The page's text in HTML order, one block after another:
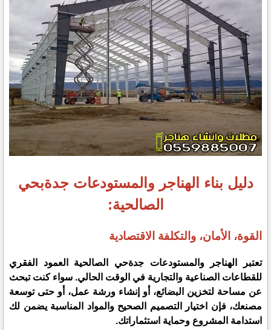
دليل بناء الهناجر والمستودعات جدةبحي
الصالحية:
القوة، الأمان، والتكلفة الاقتصادية
​تعتبر الهناجر والمستودعات جدةحي الصالحية العمود الفقري
للقطاعات الصناعية والتجارية في الوقت الحالي. سواء كنت تبحث
عن مساحة لتخزين البضائع، أو إنشاء ورشة عمل، أو حتى توسعة
مصنعك، فإن اختيار التصميم الصحيح والمواد المناسبة يضمن لك
استدامة المشروع وحماية استثماراتك.